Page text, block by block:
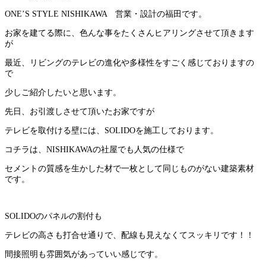
ONE’S STYLE NISHIKAWA 営業・設計の福田です。
お家を建てる際に、色んな事をたくさんヒアリングさせて頂きます
が
最近、リビングのテレビの進化や多様性をすごく感じておりますの
で
少しご紹介したいと思います。
先日、お引渡しさせて頂いたお家ですが
テレビを取付ける壁には、SOLIDOを施工しております。
コチラは、NISHIKAWAの社屋でも人気の仕様で
セメントの質感を生かした材で一枚として同じものがない建築素材
です。
SOLIDOのパネルの割付も
テレビの高さも打合せ通りで、配線も見えなくてスッキリです！！
間接照明も雰囲気があっていい感じです。